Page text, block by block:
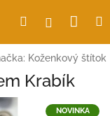
Hľadať
Koženkový štítok
Krabík
NOVINKA